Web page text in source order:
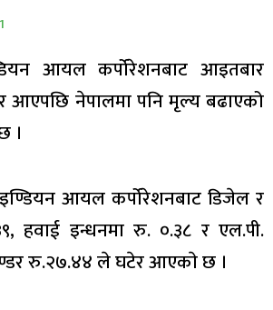
आयल कर्पोरेशनबाट आइतबार
आएपछि नेपालमा पनि मृल्य बढाएको
।
आयल कर्पोरेशनबाट डिजेल र
हवाई इन्धनमा रु. ०.३८ र एल.पी.
रु.२७.४४ ले घटेर आएकाे छ ।